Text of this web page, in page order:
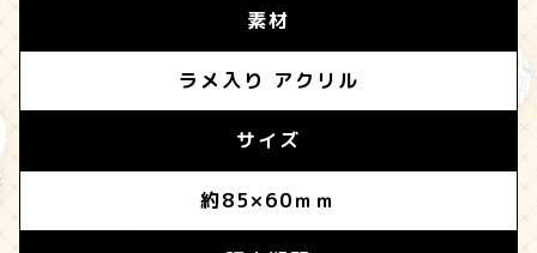
素材
ラメ入り アクリル
サイズ
約85×60ｍｍ